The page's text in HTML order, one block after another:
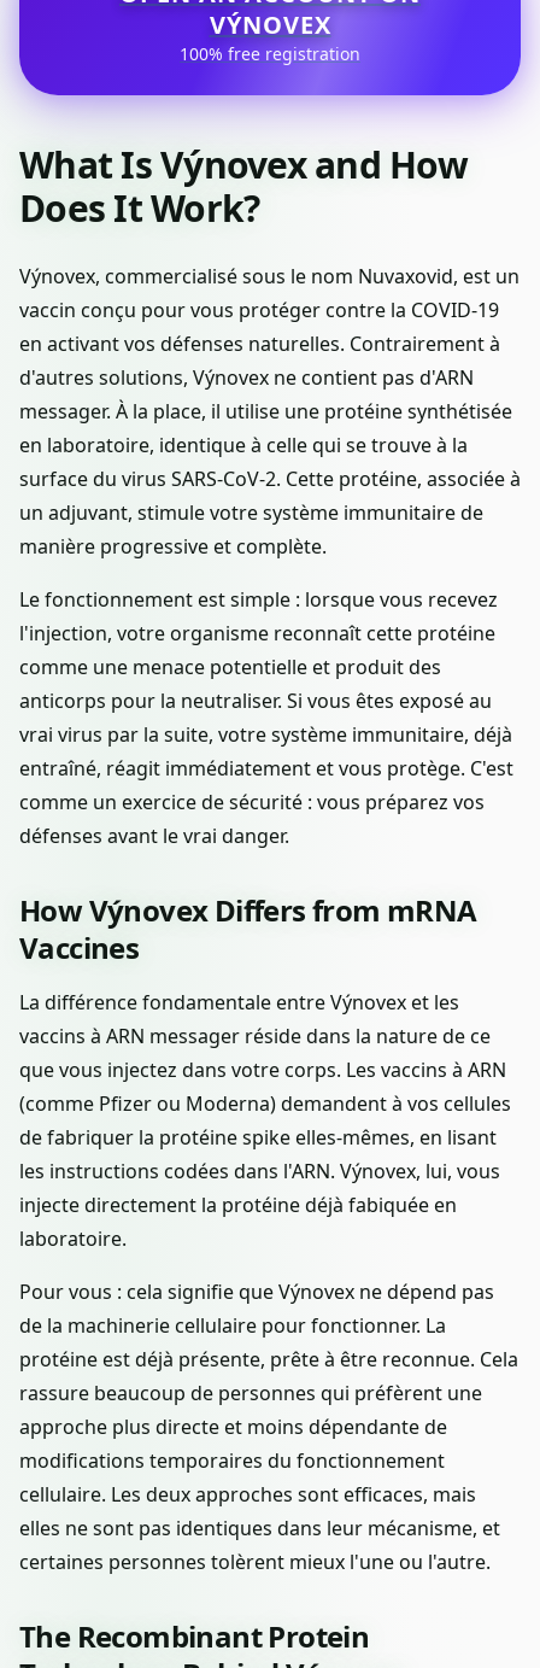
VÝNOVEX
100% free registration
What Is Výnovex and How
Does It Work?
Výnovex, commercialisé sous le nom Nuvaxovid, est un
vaccin conçu pour vous protéger contre la COVID-19
en activant vos défenses naturelles. Contrairement à
d'autres solutions, Výnovex ne contient pas d'ARN
messager. À la place, il utilise une protéine synthétisée
en laboratoire, identique à celle qui se trouve à la
surface du virus SARS-CoV-2. Cette protéine, associée à
un adjuvant, stimule votre système immunitaire de
manière progressive et complète.
Le fonctionnement est simple : lorsque vous recevez
l'injection, votre organisme reconnaît cette protéine
comme une menace potentielle et produit des
anticorps pour la neutraliser. Si vous êtes exposé au
vrai virus par la suite, votre système immunitaire, déjà
entraîné, réagit immédiatement et vous protège. C'est
comme un exercice de sécurité : vous préparez vos
défenses avant le vrai danger.
How Výnovex Differs from mRNA
Vaccines
La différence fondamentale entre Výnovex et les
vaccins à ARN messager réside dans la nature de ce
que vous injectez dans votre corps. Les vaccins à ARN
(comme Pfizer ou Moderna) demandent à vos cellules
de fabriquer la protéine spike elles-mêmes, en lisant
les instructions codées dans l'ARN. Výnovex, lui, vous
injecte directement la protéine déjà fabiquée en
laboratoire.
Pour vous : cela signifie que Výnovex ne dépend pas
de la machinerie cellulaire pour fonctionner. La
protéine est déjà présente, prête à être reconnue. Cela
rassure beaucoup de personnes qui préfèrent une
approche plus directe et moins dépendante de
modifications temporaires du fonctionnement
cellulaire. Les deux approches sont efficaces, mais
elles ne sont pas identiques dans leur mécanisme, et
certaines personnes tolèrent mieux l'une ou l'autre.
The Recombinant Protein